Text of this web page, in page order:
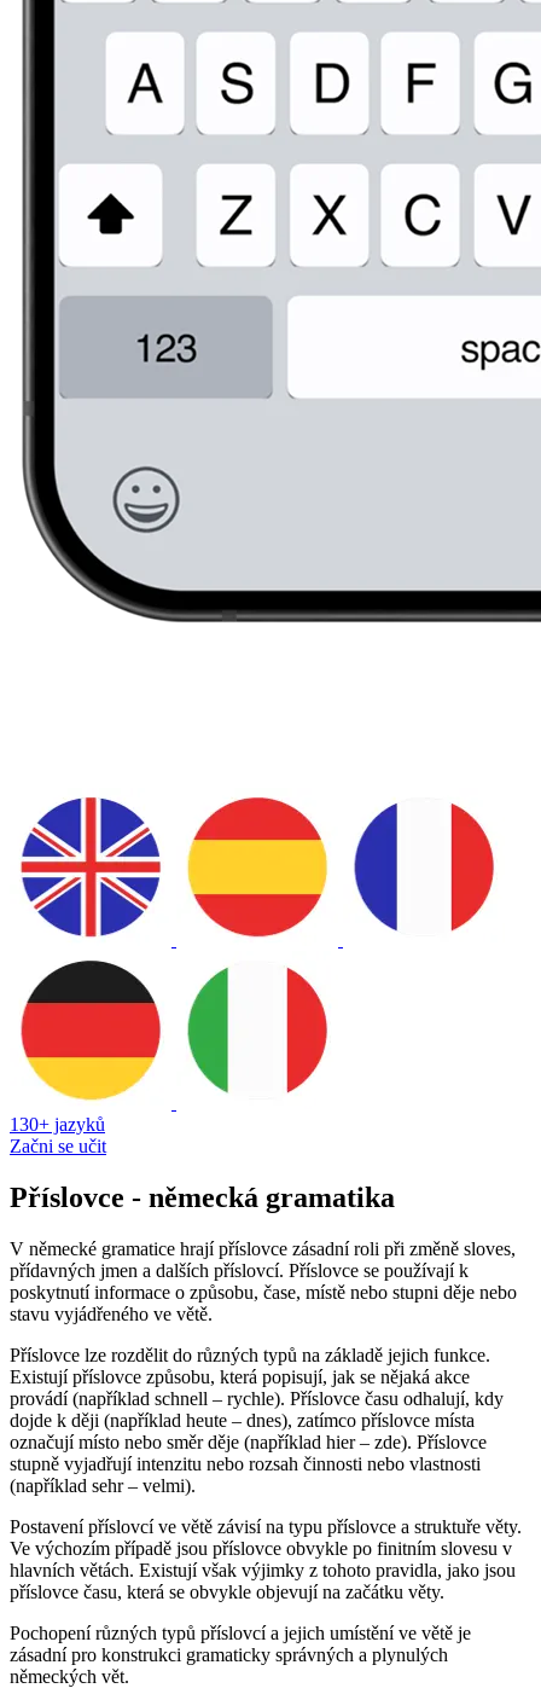
130+ jazyků
Začni se učit
Příslovce - německá gramatika
V německé gramatice hrají příslovce zásadní roli při změně sloves,
přídavných jmen a dalších příslovcí. Příslovce se používají k
poskytnutí informace o způsobu, čase, místě nebo stupni děje nebo
stavu vyjádřeného ve větě.
Příslovce lze rozdělit do různých typů na základě jejich funkce.
Existují příslovce způsobu, která popisují, jak se nějaká akce
provádí (například schnell – rychle). Příslovce času odhalují, kdy
dojde k ději (například heute – dnes), zatímco příslovce místa
označují místo nebo směr děje (například hier – zde). Příslovce
stupně vyjadřují intenzitu nebo rozsah činnosti nebo vlastnosti
(například sehr – velmi).
Postavení příslovcí ve větě závisí na typu příslovce a struktuře věty.
Ve výchozím případě jsou příslovce obvykle po finitním slovesu v
hlavních větách. Existují však výjimky z tohoto pravidla, jako jsou
příslovce času, která se obvykle objevují na začátku věty.
Pochopení různých typů příslovcí a jejich umístění ve větě je
zásadní pro konstrukci gramaticky správných a plynulých
německých vět.